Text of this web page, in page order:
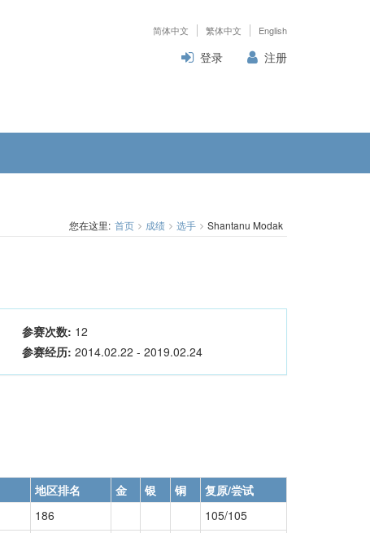
简体中文 繁体中文 English
登录 注册
您在这里: 首页 成绩 选手 Shantanu Modak
参赛次数: 12
参赛经历: 2014.02.22 - 2019.02.24
地区排名 金 银 铜
复原/尝试
186
105/105